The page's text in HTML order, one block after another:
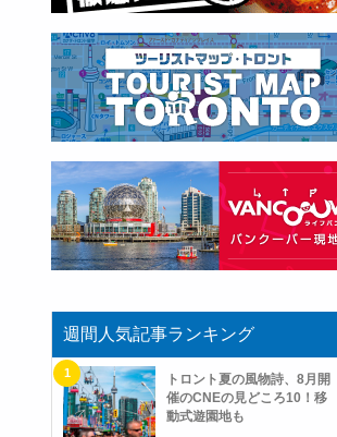
週間人気記事ランキング
トロント夏の風物詩、8月開
催のCNEの見どころ10！移
動式遊園地も